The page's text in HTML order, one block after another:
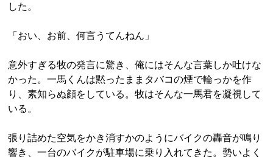
した。
「おい、お前、何言うてんねん」
意外すぎる牧の発言に驚き、俺にはそんな言葉しか吐けな
かった。一馬くんは黙ったままタバコの煙で輪っかを作
り、素知らぬ顔をしている。牧はそんな一馬君を凝視して
いる。
張り詰めた空気をかき消すかのようにバイクの轟音が鳴り
響き、一台のバイクが駐車場に乗り入れてきた。勢いよく